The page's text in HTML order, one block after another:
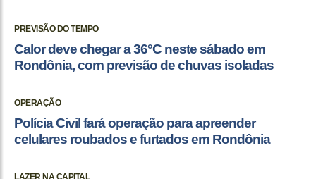
PREVISÃO DO TEMPO
Calor deve chegar a 36°C neste sábado em
Rondônia, com previsão de chuvas isoladas
OPERAÇÃO
Polícia Civil fará operação para apreender
celulares roubados e furtados em Rondônia